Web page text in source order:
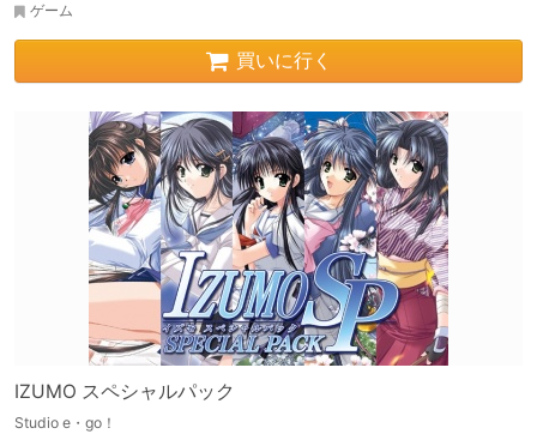
ゲーム
買いに行く
IZUMO スペシャルパック
Studio e・go！